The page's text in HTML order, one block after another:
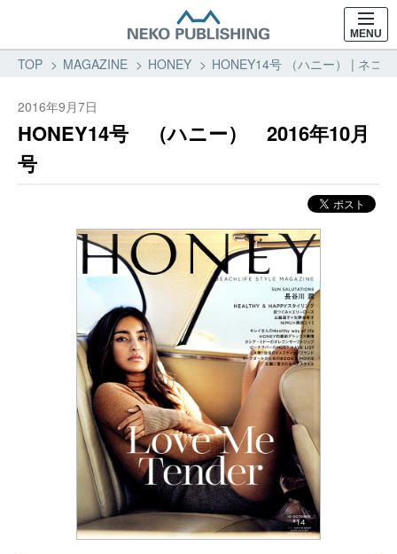
MENU
TOP MAGAZINE HONEY HONEY14号 （ハニー） | ネコ
2016年9月7日
HONEY14号 （ハニー） 2016年10月
号